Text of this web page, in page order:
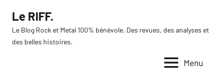
contenu
Le RIFF.
Le Blog Rock et Metal 100% bénévole. Des revues, des analyses et
des belles histoires.
Menu